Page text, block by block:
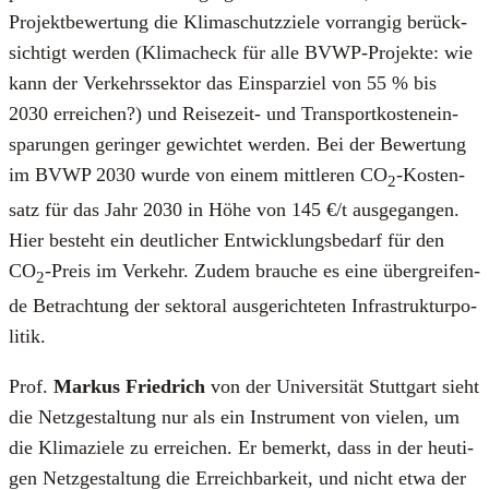
Pro­jekt­be­wer­tung die Kli­ma­schutz­zie­le vor­ran­gig berück­
sich­tigt wer­den (Kli­mach­eck für alle BVWP-Pro­jek­te: wie
kann der Ver­kehrs­sek­tor das Ein­spar­ziel von 55 % bis
2030 errei­chen?) und Rei­se­zeit- und Trans­port­kos­ten­ein­
spa­run­gen gerin­ger gewich­tet wer­den. Bei der Bewer­tung
im BVWP 2030 wur­de von einem mitt­le­ren CO2-Kos­ten­
satz für das Jahr 2030 in Höhe von 145 €/t aus­ge­gan­gen.
Hier besteht ein deut­li­cher Ent­wick­lungs­be­darf für den
CO2-Preis im Ver­kehr. Zudem brau­che es eine über­grei­fen­
de Betrach­tung der sek­to­ral aus­ge­rich­te­ten Infra­struk­tur­po­
li­tik.
Prof. Mar­kus Fried­rich von der Uni­ver­si­tät Stutt­gart sieht
die Netz­ge­stal­tung nur als ein Instru­ment von vie­len, um
die Kli­ma­zie­le zu errei­chen. Er bemerkt, dass in der heu­ti­
gen Netz­ge­stal­tung die Erreich­bar­keit, und nicht etwa der